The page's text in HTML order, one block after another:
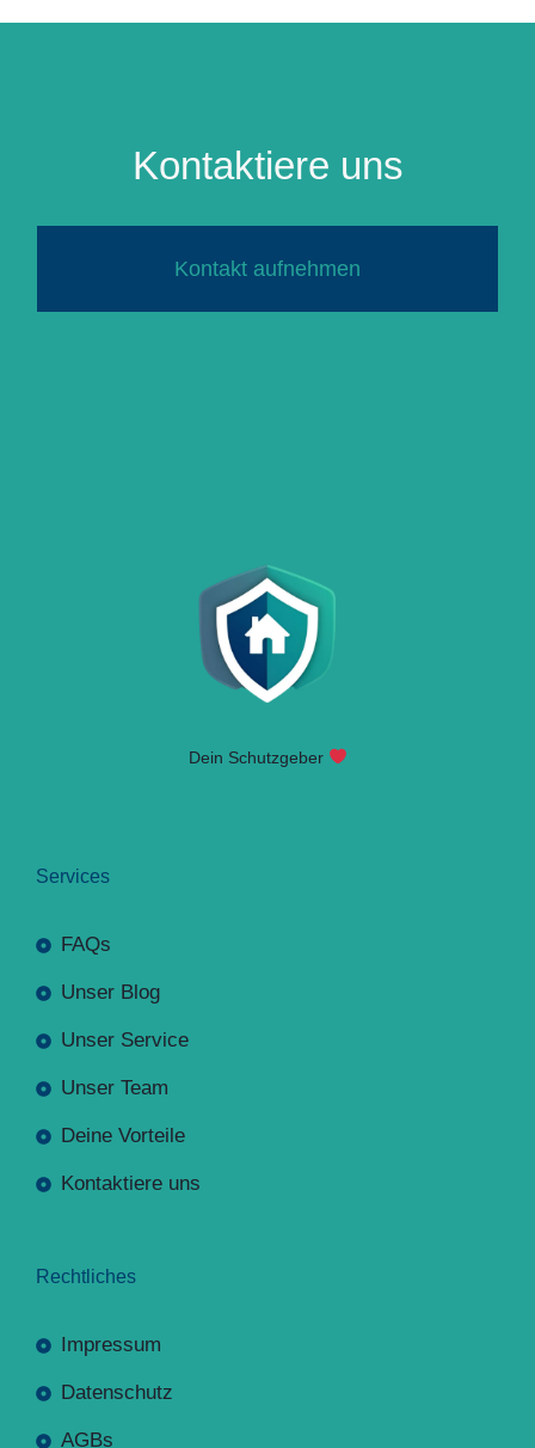
Kontaktiere uns
Kontakt aufnehmen
Dein Schutzgeber
Services
FAQs
Unser Blog
Unser Service
Unser Team
Deine Vorteile
Kontaktiere uns
Rechtliches
Impressum
Datenschutz
AGBs